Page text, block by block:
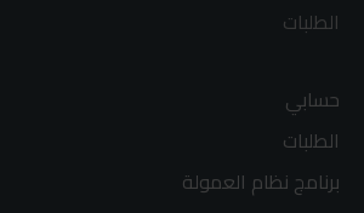
الطلبات
حسابي
الطلبات
برنامج نظام العمولة